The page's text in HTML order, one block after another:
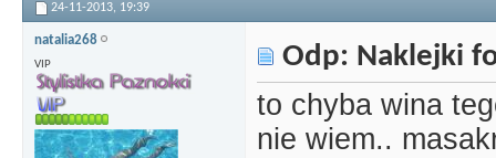
24-11-2013, 19:39
natalia268
VIP Odp: Naklejki
to chyba wina
nie wiem..